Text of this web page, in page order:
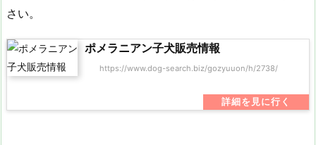
さい。
ポメラニアン子犬販売情報
https://www.dog-search.biz/gozyuuon/h/2738/